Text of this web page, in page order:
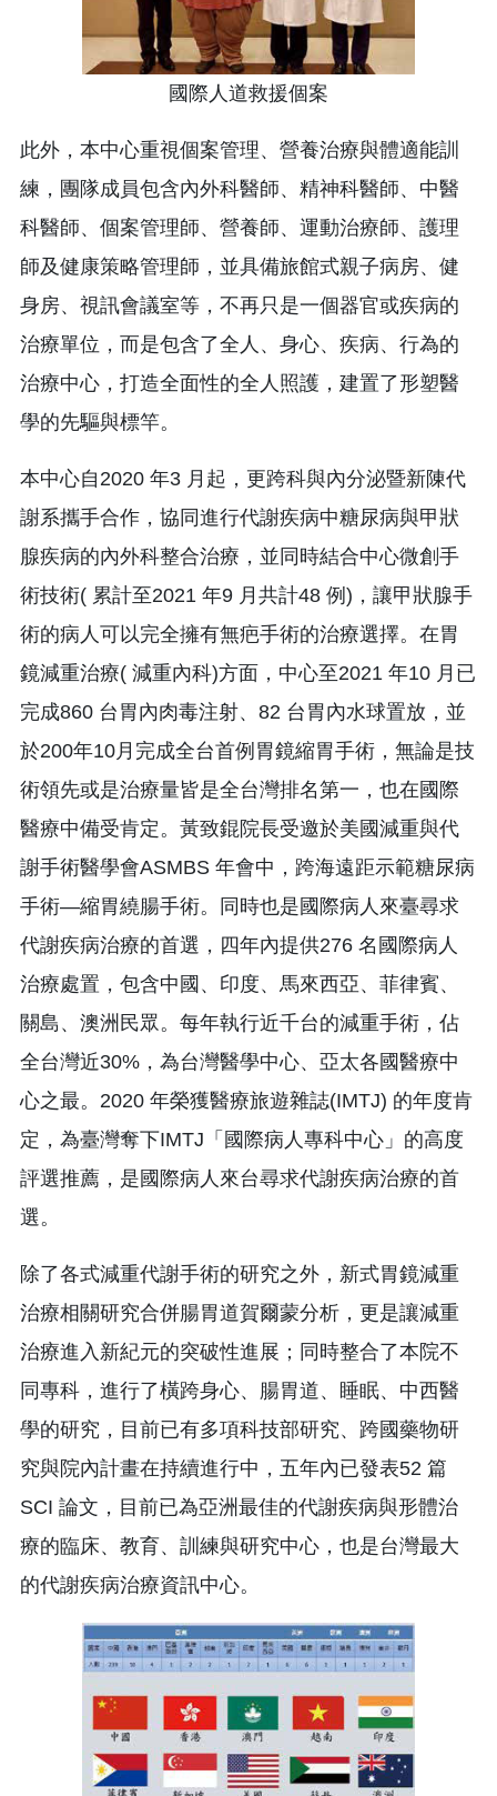
國際人道救援個案
此外，本中心重視個案管理、營養治療與體適能訓
練，團隊成員包含內外科醫師、精神科醫師、中醫
科醫師、個案管理師、營養師、運動治療師、護理
師及健康策略管理師，並具備旅館式親子病房、健
身房、視訊會議室等，不再只是一個器官或疾病的
治療單位，而是包含了全人、身心、疾病、行為的
治療中心，打造全面性的全人照護，建置了形塑醫
學的先驅與標竿。
本中心自2020 年3 月起，更跨科與內分泌暨新陳代
謝系攜手合作，協同進行代謝疾病中糖尿病與甲狀
腺疾病的內外科整合治療，並同時結合中心微創手
術技術( 累計至2021 年9 月共計48 例)，讓甲狀腺手
術的病人可以完全擁有無疤手術的治療選擇。在胃
鏡減重治療( 減重內科)方面，中心至2021 年10 月已
完成860 台胃內肉毒注射、82 台胃內水球置放，並
於200年10月完成全台首例胃鏡縮胃手術，無論是技
術領先或是治療量皆是全台灣排名第一，也在國際
醫療中備受肯定。黃致錕院長受邀於美國減重與代
謝手術醫學會ASMBS 年會中，跨海遠距示範糖尿病
手術—縮胃繞腸手術。同時也是國際病人來臺尋求
代謝疾病治療的首選，四年內提供276 名國際病人
治療處置，包含中國、印度、馬來西亞、菲律賓、
關島、澳洲民眾。每年執行近千台的減重手術，佔
全台灣近30%，為台灣醫學中心、亞太各國醫療中
心之最。2020 年榮獲醫療旅遊雜誌(IMTJ) 的年度肯
定，為臺灣奪下IMTJ「國際病人專科中心」的高度
評選推薦，是國際病人來台尋求代謝疾病治療的首
選。
除了各式減重代謝手術的研究之外，新式胃鏡減重
治療相關研究合併腸胃道賀爾蒙分析，更是讓減重
治療進入新紀元的突破性進展；同時整合了本院不
同專科，進行了橫跨身心、腸胃道、睡眠、中西醫
學的研究，目前已有多項科技部研究、跨國藥物研
究與院內計畫在持續進行中，五年內已發表52 篇
SCI 論文，目前已為亞洲最佳的代謝疾病與形體治
療的臨床、教育、訓練與研究中心，也是台灣最大
的代謝疾病治療資訊中心。